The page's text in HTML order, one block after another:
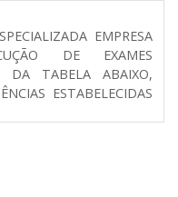
EMPRESA
DE EXAMES
DA TABELA ABAIXO,
ESTABELECIDAS